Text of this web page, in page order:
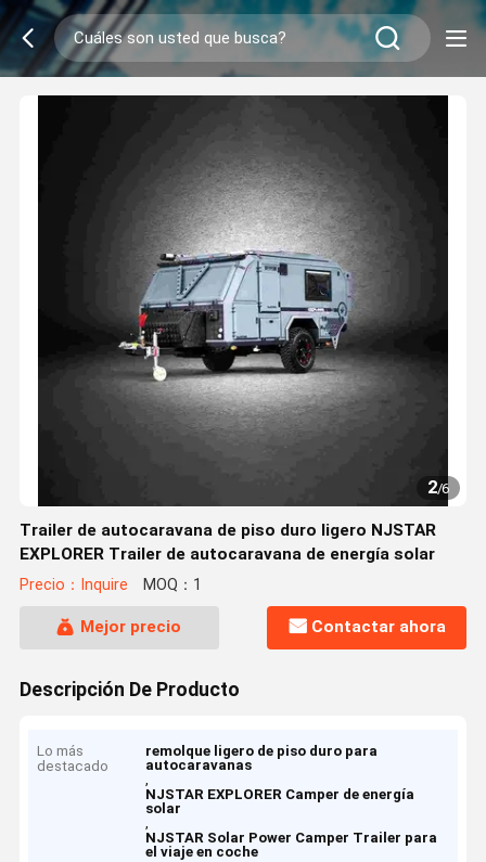
2/6
Trailer de autocaravana de piso duro ligero NJSTAR
EXPLORER Trailer de autocaravana de energía solar
Precio：Inquire MOQ：1
Mejor precio Contactar ahora
Descripción De Producto
Lo más
destacado
remolque ligero de piso duro para
autocaravanas
,
NJSTAR EXPLORER Camper de energía
solar
,
NJSTAR Solar Power Camper Trailer para
el viaje en coche